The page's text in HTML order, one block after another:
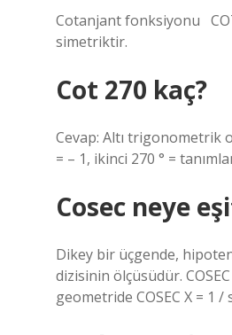
Cotanjant fonksiyonu
simetriktir.
Cot 270 kaç?
Cevap: Altı trigonometrik
= – 1, ikinci 270 ° =
Cosec neye
Dikey bir üçgende,
dizisinin ölçüsüdür.
geometride COSEC X = 1 /